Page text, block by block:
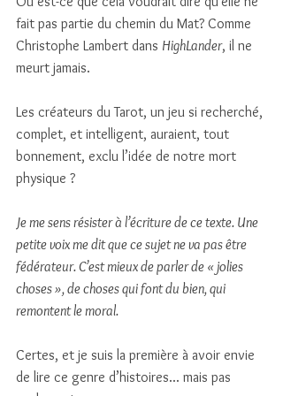
fait pas partie du chemin du Mat? Comme
Christophe Lambert dans HighLander, il ne
meurt jamais.
Les créateurs du Tarot, un jeu si recherché,
complet, et intelligent, auraient, tout
bonnement, exclu l’idée de notre mort
physique ?
Je me sens résister à l’écriture de ce texte. Une
petite voix me dit que ce sujet ne va pas être
fédérateur. C’est mieux de parler de « jolies
choses », de choses qui font du bien, qui
remontent le moral.
Certes, et je suis la première à avoir envie
de lire ce genre d’histoires... mais pas